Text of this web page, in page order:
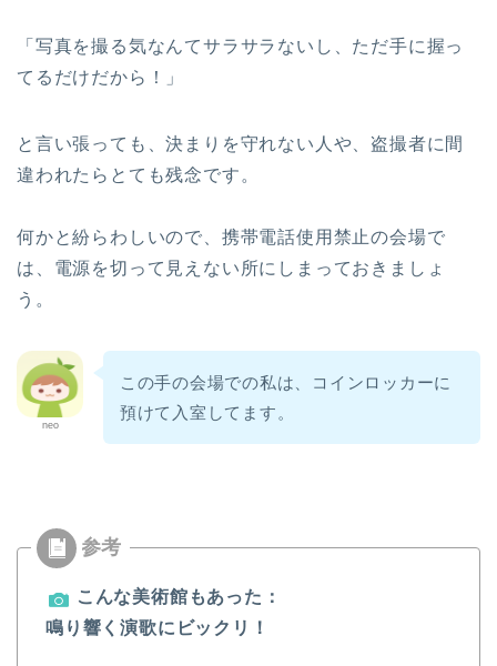
「写真を撮る気なんてサラサラないし、ただ手に握っ
てるだけだから！」
と言い張っても、決まりを守れない人や、盗撮者に間
違われたらとても残念です。
何かと紛らわしいので、携帯電話使用禁止の会場で
は、電源を切って見えない所にしまっておきましょ
う。
neo
この手の会場での私は、コインロッカーに
預けて入室してます。
こんな美術館もあった：
鳴り響く演歌にビックリ！
ホーム
パロお迎え前〜到着
4コマまんが